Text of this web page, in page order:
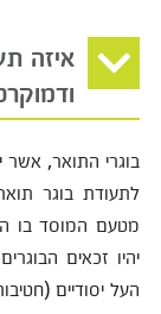
איזה
בוגרי התואר, אשר
מטעם המוסד בו
יהיו זכאים
העל יסודיים